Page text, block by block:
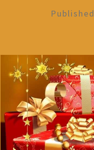
Published